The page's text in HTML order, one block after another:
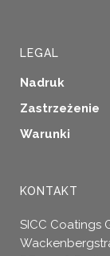
LEGAL
Nadruk
Zastrzeżenie
Warunki
KONTAKT
SICC Coatings